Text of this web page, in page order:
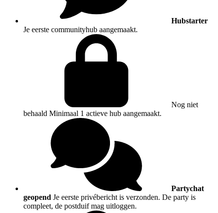
Hubstarter
Je eerste communityhub aangemaakt.
Nog niet
behaald Minimaal 1 actieve hub aangemaakt.
Partychat
geopend Je eerste privébericht is verzonden. De party is
compleet, de postduif mag uitloggen.